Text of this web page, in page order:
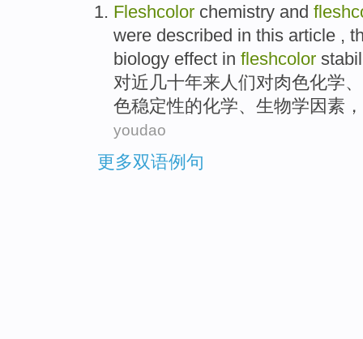
Fleshcolor chemistry and
were described in this article ,
biology effect in fleshcolor
对近几十年来人们对肉色化学
色稳定性的化学、 生物学因素 ，
youdao
更多双语例句